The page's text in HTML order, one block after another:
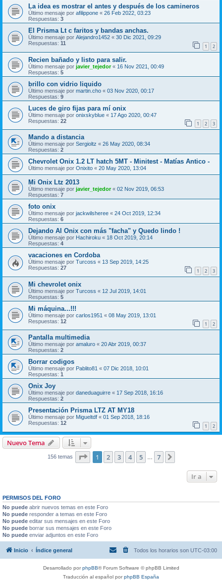
La idea es mostrar el antes y después de los camineros
Último mensaje por afilippone « 26 Feb 2022, 03:23
Respuestas: 3
El Prisma Lt c faritos y bandas anchas.
Último mensaje por Alejandro1452 « 30 Dic 2021, 09:29
Respuestas: 11 1 2
Recien bañado y listo para salir.
Último mensaje por javier_tejedor« 16 Nov 2021, 00:49
Respuestas: 5
brillo con vidrio liquido
Último mensaje por martin.cho « 03 Nov 2020, 00:17
Respuestas: 9
Luces de giro fijas para mí onix
Último mensaje por onixskyblue « 17 Ago 2020, 00:47
Respuestas: 22 1 2 3
Mando a distancia
Último mensaje por Sergioltz « 26 May 2020, 08:34
Respuestas: 2
Chevrolet Onix 1.2 LT hatch 5MT - Minitest - Matías Antico -
Último mensaje por Onixito « 20 May 2020, 13:04
Mi Onix Ltz 2013
Último mensaje por javier_tejedor« 02 Nov 2019, 06:53
Respuestas: 7
foto onix
Último mensaje por jackwilsheree « 24 Oct 2019, 12:34
Respuestas: 6
Dejando Al Onix con más "facha" y Quedo lindo !
Último mensaje por Hachiroku « 18 Oct 2019, 20:14
Respuestas: 4
vacaciones en Cordoba
Último mensaje por Turcoss « 13 Sep 2019, 14:25
Respuestas: 27 1 2 3
Mi chevrolet onix
Último mensaje por Turcoss « 12 Jul 2019, 14:01
Respuestas: 5
Mi máquina...!!!
Último mensaje por carlos1951 « 08 May 2019, 13:01
Respuestas: 12 1 2
Pantalla multimedia
Último mensaje por amaluro « 20 Abr 2019, 00:37
Respuestas: 2
Borrar codigos
Último mensaje por Pablito81 « 07 Dic 2018, 10:01
Respuestas: 1
Onix Joy
Último mensaje por daneduaguirre « 17 Sep 2018, 16:16
Respuestas: 2
Presentación Prisma LTZ AT MY18
Último mensaje por Migueltdf « 01 Sep 2018, 18:16
Respuestas: 12 1 2
Nuevo Tema
156 temas Página de
1 2 3 4 5 7
Ir a
PERMISOS DEL FORO
No puede abrir nuevos temas en este Foro
No puede responder a temas en este Foro
No puede editar sus mensajes en este Foro
No puede borrar sus mensajes en este Foro
No puede enviar adjuntos en este Foro
Inicio Índice general Todos los horarios son UTC-03:00
Desarrollado porphpBB® Forum Software © phpBB Limited
Traducción al español porphpBB España